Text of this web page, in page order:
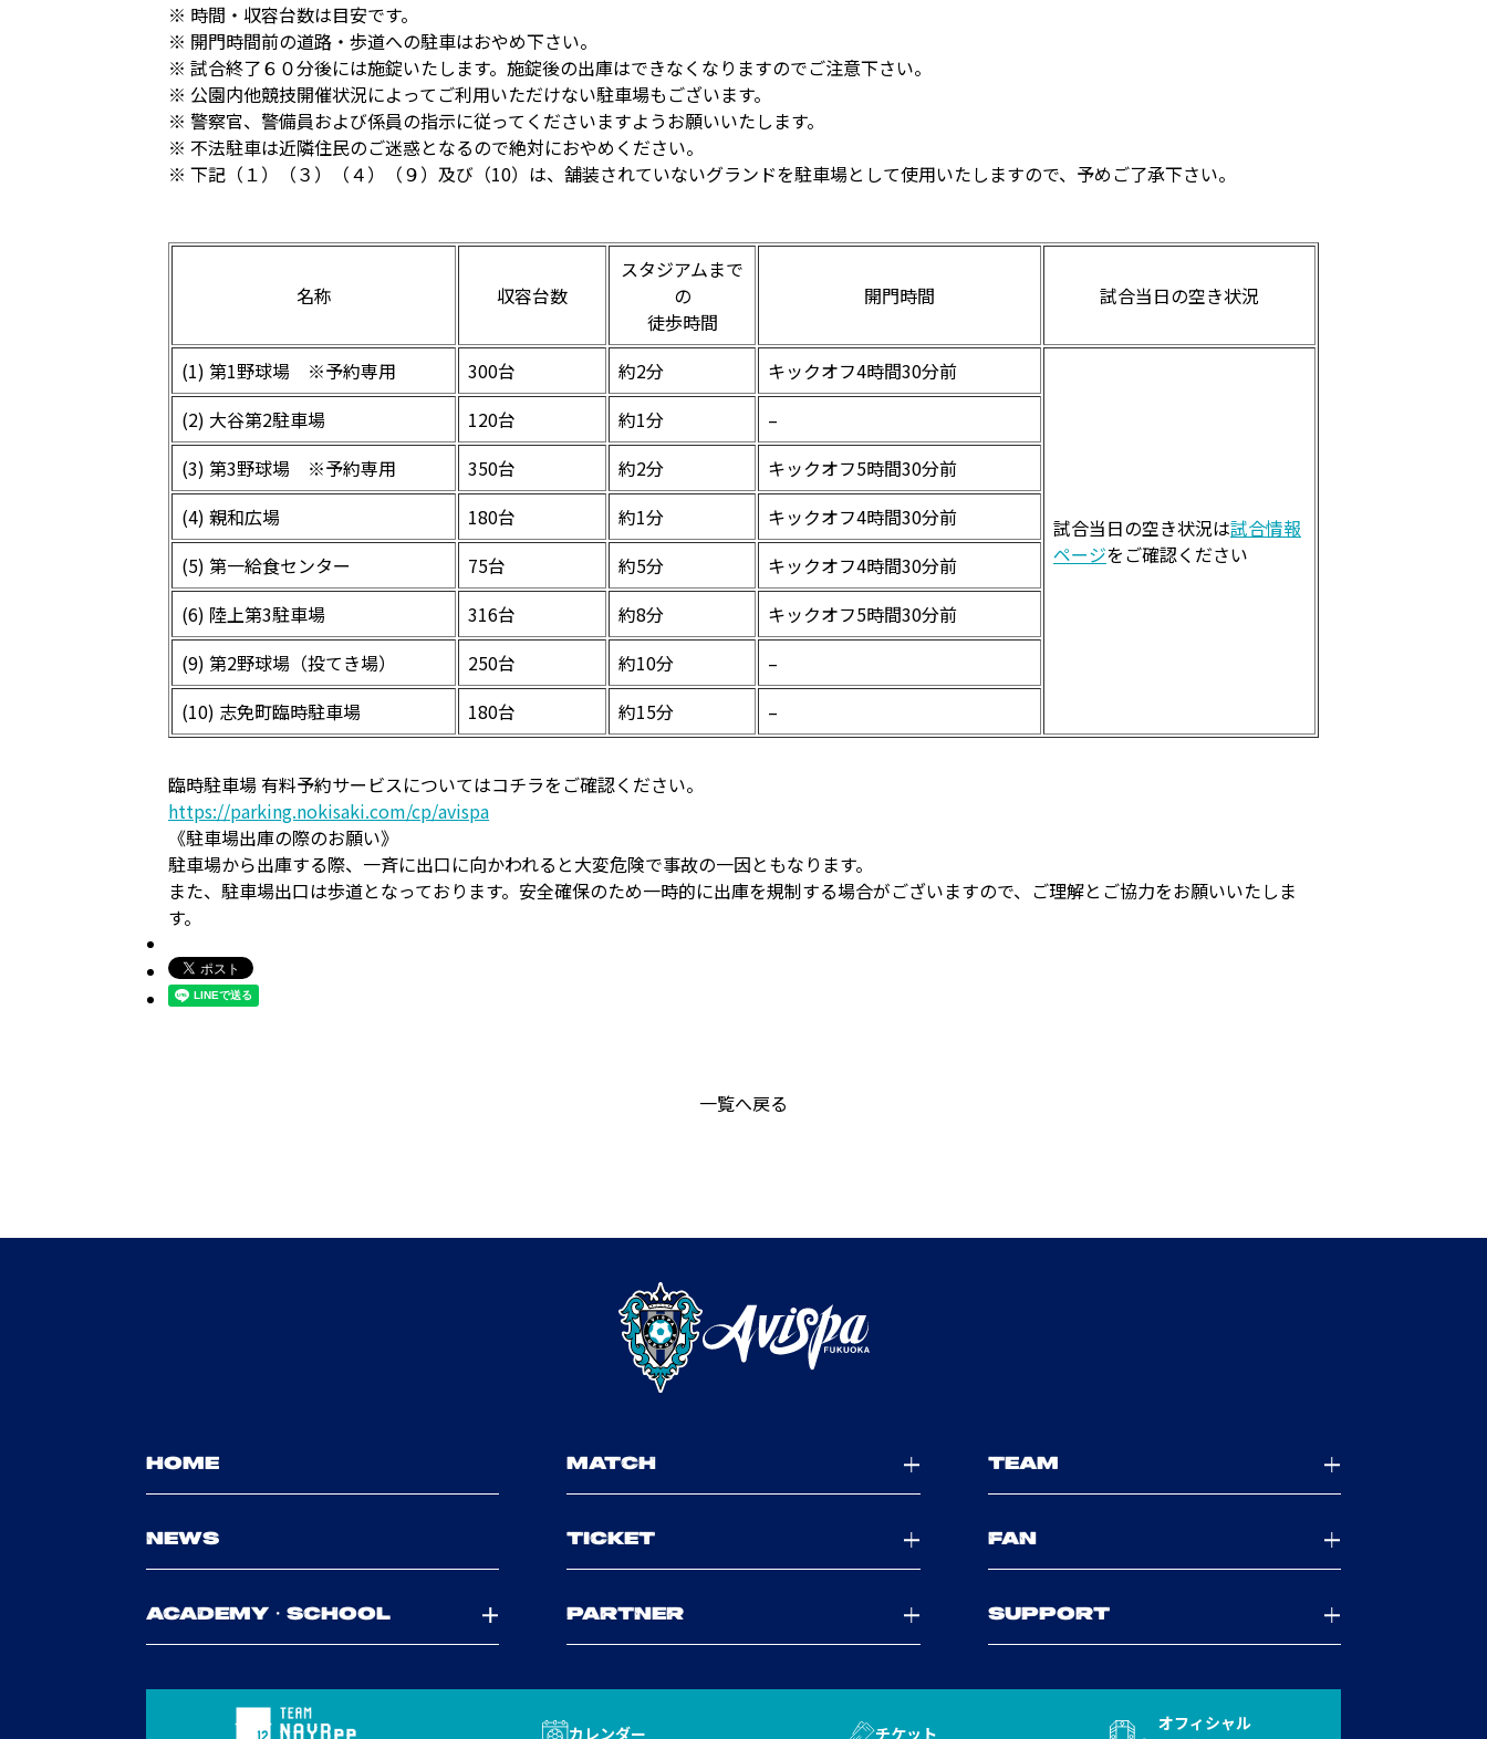
※ 時間・収容台数は目安です。
※ 開門時間前の道路・歩道への駐車はおやめ下さい。
※ 試合終了６０分後には施錠いたします。施錠後の出庫はできなくなりますのでご注意下さい。
※ 公園内他競技開催状況によってご利用いただけない駐車場もございます。
※ 警察官、警備員および係員の指示に従ってくださいますようお願いいたします。
※ 不法駐車は近隣住民のご迷惑となるので絶対におやめください。
※ 下記（１）（３）（４）（９）及び（10）は、舗装されていないグランドを駐車場として使用いたしますので、予めご了承下さい。
名称 収容台数
スタジアムまで
の
徒歩時間
開門時間 試合当日の空き状況
(1) 第1野球場 ※予約専用 300台 約2分 キックオフ4時間30分前
試合当日の空き状況は試合情報
ページをご確認ください
(2) 大谷第2駐車場 120台 約1分
–
(3) 第3野球場 ※予約専用
350台 約2分
キックオフ5時間30分前
(4) 親和広場
180台 約1分
キックオフ4時間30分前
(5) 第一給食センター
75台 約5分
キックオフ4時間30分前
(6) 陸上第3駐車場
316台 約8分
キックオフ5時間30分前
(9) 第2野球場（投てき場）
250台 約10分
–
(10) 志免町臨時駐車場
180台 約15分 –
臨時駐車場 有料予約サービスについてはコチラをご確認ください。
https://parking.nokisaki.com/cp/avispa
《駐車場出庫の際のお願い》
駐車場から出庫する際、一斉に出口に向かわれると大変危険で事故の一因ともなります。
また、駐車場出口は歩道となっております。安全確保のため一時的に出庫を規制する場合がございますので、ご理解とご協力をお願いいたしま
す。
一覧へ戻る
HOME MATCH TEAM
NEWS TICKET FAN
ACADEMY・SCHOOL PARTNER SUPPORT
カレンダー チケット
オフィシャル